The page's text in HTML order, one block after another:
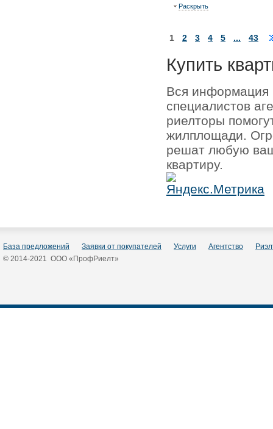
Раскрыть
1 2 3 4 5 ... 43
Купить
Вся информация
специалистов
риелторы
жилплощади.
решат любую
квартиру.
База предложений Заявки от покупателей Услуги Агентство
© 2014-2021 ООО «ПрофРиелт»